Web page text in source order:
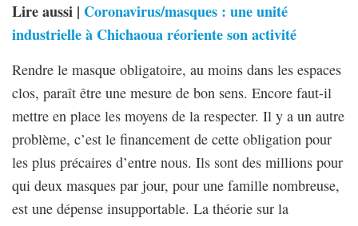
Lire aussi | Coronavirus/masques : une unité
industrielle à Chichaoua réoriente son activité
Rendre le masque obligatoire, au moins dans les espaces
clos, paraît être une mesure de bon sens. Encore faut-il
mettre en place les moyens de la respecter. Il y a un autre
problème, c’est le financement de cette obligation pour
les plus précaires d’entre nous. Ils sont des millions pour
qui deux masques par jour, pour une famille nombreuse,
est une dépense insupportable. La théorie sur la